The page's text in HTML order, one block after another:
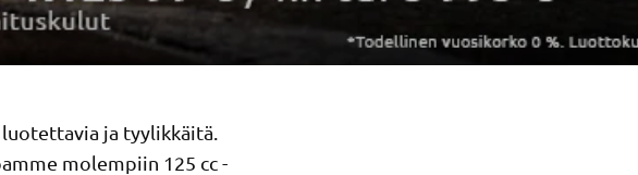
ja tyylikkäitä.
molempiin 125 cc -